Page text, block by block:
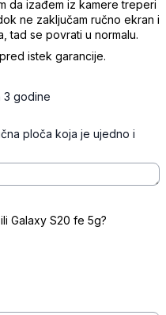
da izađem iz kamere treperi
ne zaključam ručno ekran i
tad se povrati u normalu.
istek garancije.
3 godine
ploča koja je ujedno i
Galaxy S20 fe 5g?